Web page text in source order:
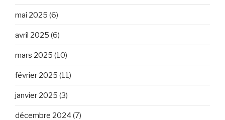
mai 2025 (6)
avril 2025 (6)
mars 2025 (10)
février 2025 (11)
janvier 2025 (3)
décembre 2024 (7)